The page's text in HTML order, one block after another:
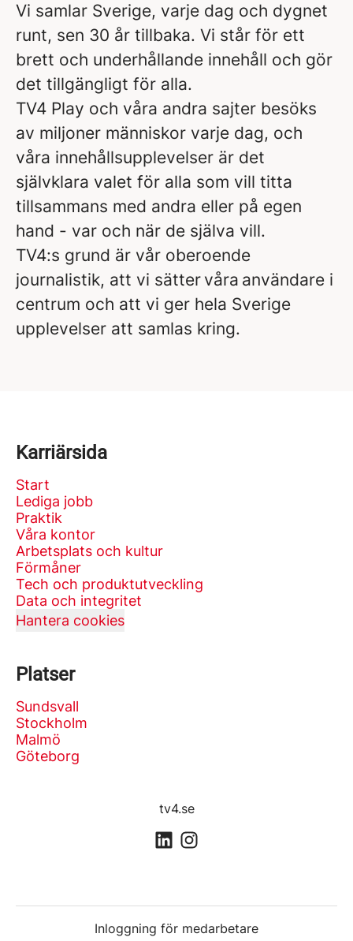
Vi samlar Sverige, varje dag och dygnet
runt, sen 30 år tillbaka. Vi står för ett
brett och underhållande innehåll och gör
det tillgängligt för alla.
TV4 Play och våra andra sajter besöks
av miljoner människor varje dag, och
våra innehållsupplevelser är det
självklara valet för alla som vill titta
tillsammans med andra eller på egen
hand - var och när de själva vill.
TV4:s grund är vår oberoende
journalistik, att vi sätter våra användare i
centrum och att vi ger hela Sverige
upplevelser att samlas kring.
Karriärsida
Start
Lediga jobb
Praktik
Våra kontor
Arbetsplats och kultur
Förmåner
Tech och produktutveckling
Data och integritet
Hantera cookies
Platser
Sundsvall
Stockholm
Malmö
Göteborg
tv4.se
Inloggning för medarbetare